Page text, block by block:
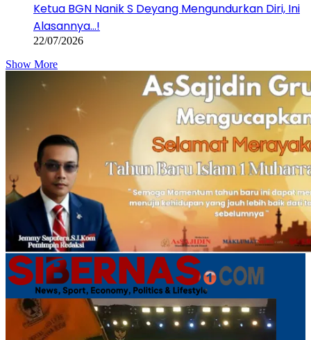
Ketua BGN Nanik S Deyang Mengundurkan Diri, Ini
Alasannya…!
22/07/2026
Show More